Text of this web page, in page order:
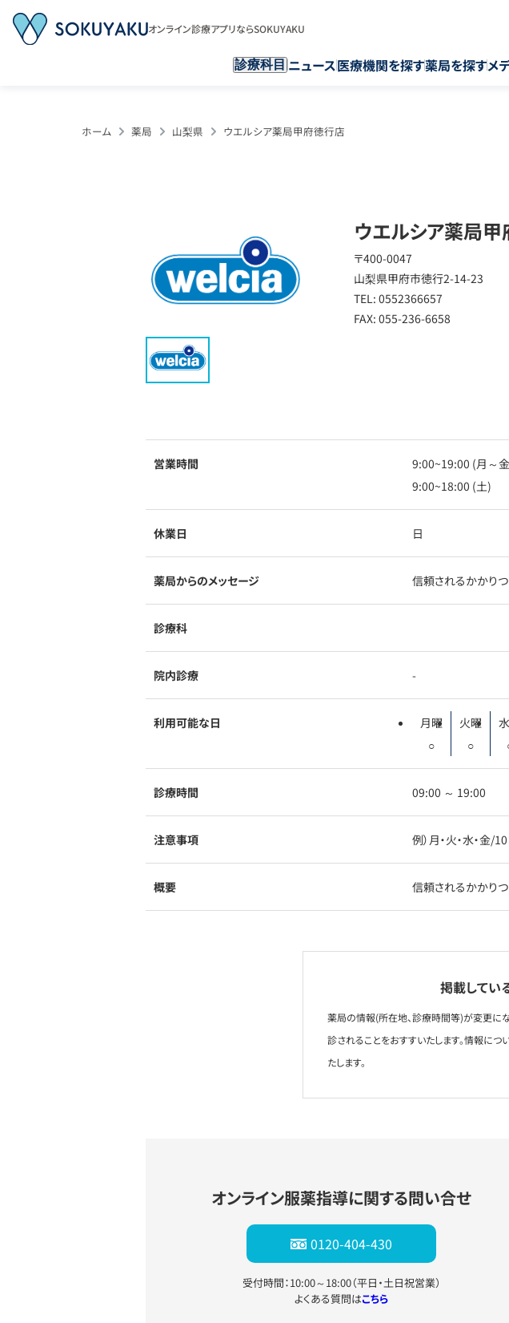
オンライン診療アプリならSOKUYAKU
診療科目 ニュース医療機関を探す薬局を探すメ
ホーム 薬局 山梨県 ウエルシア薬局甲府徳行店
ウエルシア薬局
〒400-0047
山梨県甲府市徳行2-14-23
TEL: 0552366657
FAX: 055-236-6658
営業時間
9:00~19:00 (月～
9:00~18:00 (土)
休業日 日
薬局からのメッセージ 信頼されるかかり
診療科
院内診療 -
利用可能な日
月曜
○
火曜
○
診療時間 09:00 ～ 19:00
注意事項 例）月・火・水・
概要 信頼されるかかり
掲載してい
薬局の情報(所在地、診療時間等)が変更に
診されることをおすすいたします。情報に
たします。
オンライン服薬指導に関する問い合せ
0120-404-430
受付時間：10:00～18:00（平日・土日祝営業）
よくある質問はこちら